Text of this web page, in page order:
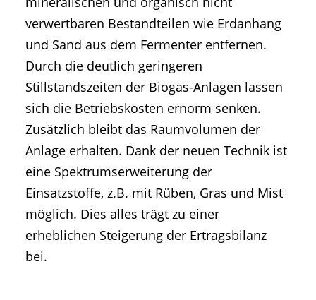
verwertbaren Bestandteilen wie Erdanhang
und Sand aus dem Fermenter entfernen.
Durch die deutlich geringeren
Stillstandszeiten der Biogas-Anlagen lassen
sich die Betriebskosten ernorm senken.
Zusätzlich bleibt das Raumvolumen der
Anlage erhalten. Dank der neuen Technik ist
eine Spektrumserweiterung der
Einsatzstoffe, z.B. mit Rüben, Gras und Mist
möglich. Dies alles trägt zu einer
erheblichen Steigerung der Ertragsbilanz
bei.